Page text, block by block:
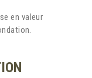
en valeur